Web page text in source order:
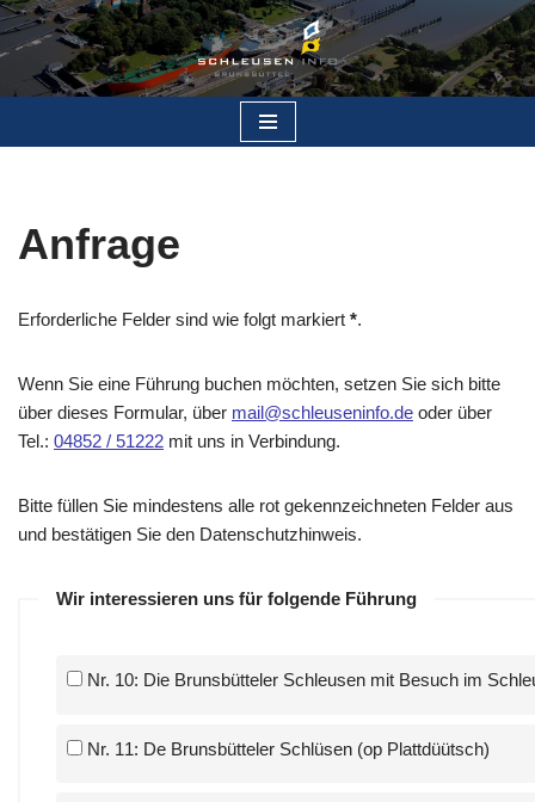
Zum
Inhalt
Anfrage
Erforderliche Felder sind wie folgt markiert *.
Wenn Sie eine Führung buchen möchten, setzen Sie sich bitte
über dieses Formular, über mail@schleuseninfo.de oder über
Tel.: 04852 / 51222 mit uns in Verbindung.
Bitte füllen Sie mindestens alle rot gekennzeichneten Felder aus
und bestätigen Sie den Datenschutzhinweis.
Wir interessieren uns für folgende Führung
Nr. 10: Die Brunsbütteler Schleusen mit Besuch im
Nr. 11: De Brunsbütteler Schlüsen (op Plattdüütsch)